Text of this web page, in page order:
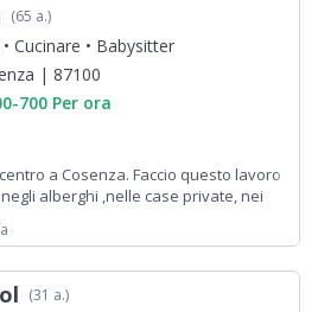
(65 a.)
Cucinare • Babysitter
| 87100
700 Per ora
a Cosenza. Faccio questo lavoro
alberghi ,nelle case private, nei
(31 a.)